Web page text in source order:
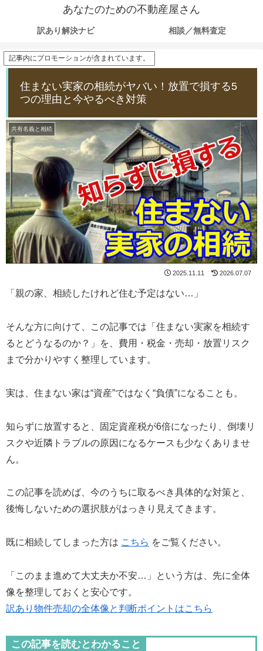
あなたのための不動産屋さん
訳あり解決ナビ 相談／無料査定
記事内にプロモーションが含まれています。
住まない実家の相続がヤバい！放置で損する5
つの理由と今やるべき対策
共有名義と相続
2025.11.11 2026.07.07
「親の家、相続したけれど住む予定はない…」
そんな方に向けて、この記事では「住まない実家を相続す
るとどうなるのか？」を、費用・税金・売却・放置リスク
まで分かりやすく整理しています。
実は、住まない家は“資産”ではなく“負債”になることも。
知らずに放置すると、固定資産税が6倍になったり、倒壊リ
スクや近隣トラブルの原因になるケースも少なくありませ
ん。
この記事を読めば、今のうちに取るべき具体的な対策と、
後悔しないための選択肢がはっきり見えてきます。
既に相続してしまった方は こちら をご覧ください。
「このまま進めて大丈夫か不安…」という方は、先に全体
像を整理しておくと安心です。
訳あり物件売却の全体像と判断ポイントはこちら
この記事を読むとわかること